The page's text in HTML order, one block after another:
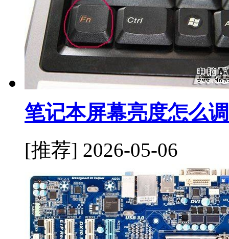
笔记本屏幕亮度怎么
[推荐] 2026-05-06